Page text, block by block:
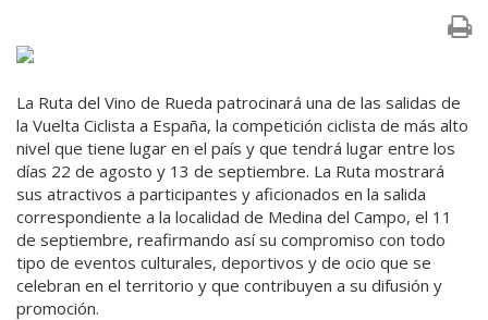
La Ruta del Vino de Rueda patrocinará una de las salidas de
la Vuelta Ciclista a España, la competición ciclista de más alto
nivel que tiene lugar en el país y que tendrá lugar entre los
días 22 de agosto y 13 de septiembre. La Ruta mostrará
sus atractivos a participantes y aficionados en la salida
correspondiente a la localidad de Medina del Campo, el 11
de septiembre, reafirmando así su compromiso con todo
tipo de eventos culturales, deportivos y de ocio que se
celebran en el territorio y que contribuyen a su difusión y
promoción.